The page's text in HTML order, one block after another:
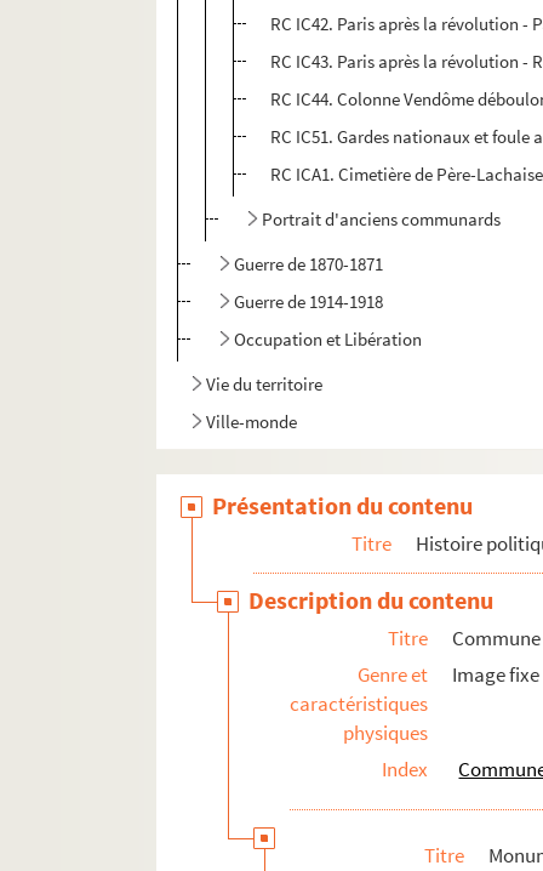
RC IC42. Paris après la révolution -
RC IC43. Paris après la révolution -
RC IC44. Colonne Vendôme
RC IC51. Gardes nationaux et foule
RC ICA1. Cimetière de Père-
Portrait d'anciens communards
Guerre de 1870-1871
Guerre de 1914-1918
Occupation et Libération
Vie du territoire
Ville-monde
Présentation du contenu
Titre Histoire
Description du contenu
Titre
Commune
Genre et
caractéristiques
physiques
Image fixe
Index
Titre